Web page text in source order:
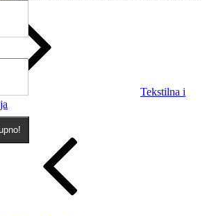
Tekstilna i